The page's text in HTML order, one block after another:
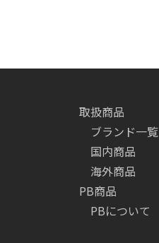
取扱商品
ブランド一覧
国内商品
海外商品
PB商品
PBについて